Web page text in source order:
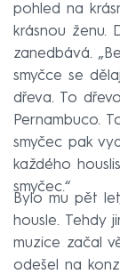
pohled na
krásnou ženu.
zanedbává.
smyčce se
dřeva. To
Pernambuco.
smyčec pak
každého
smyčec.“
Bylo mu pět
housle. Tehdy
muzice začal
odešel na